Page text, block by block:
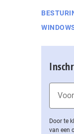
Door te
van een